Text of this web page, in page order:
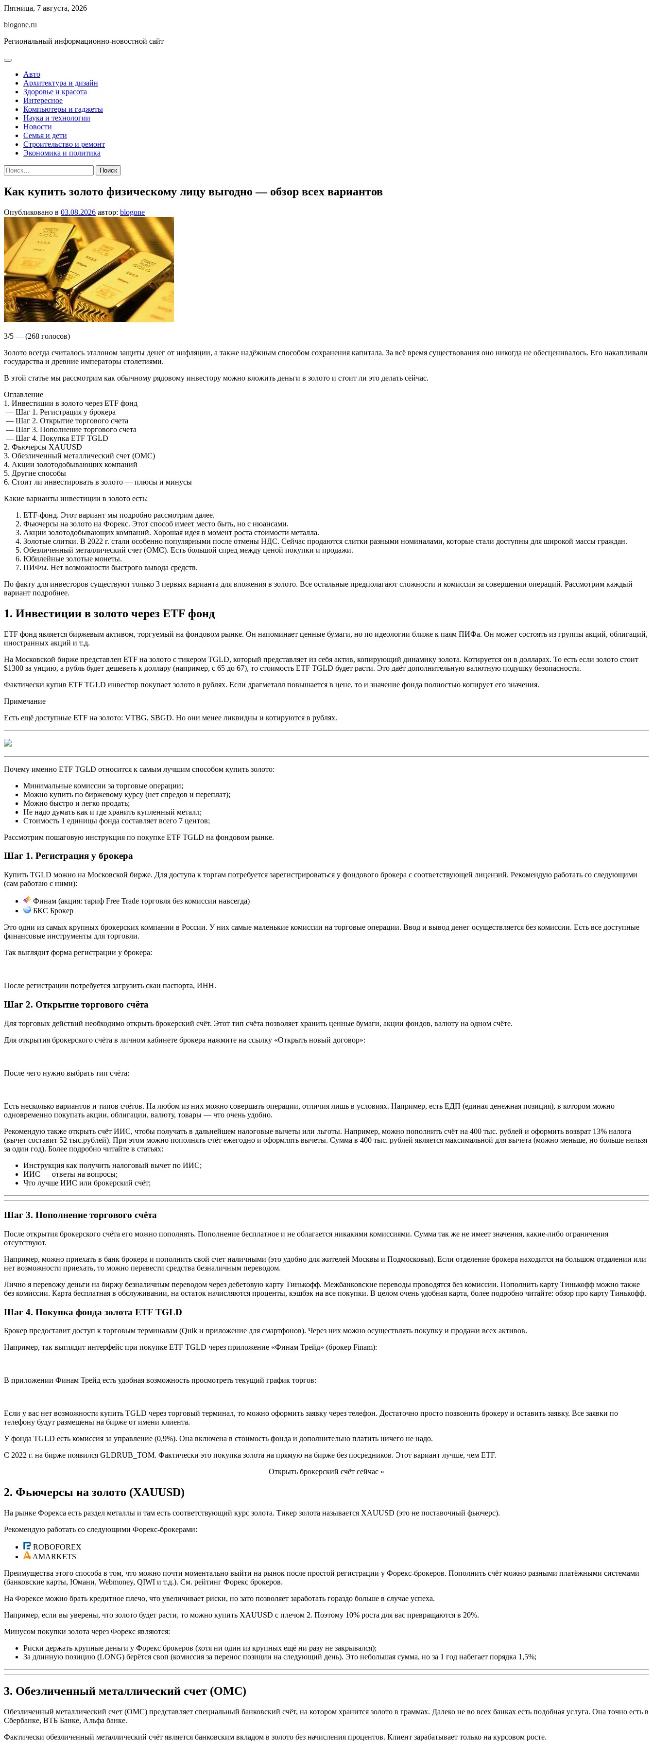
Перейти
содержимому
Пятница, 7 августа, 2026
blogone.ru
Региональный информационно-новостной сайт
Авто
Архитектура и дизайн
Здоровье и красота
Интересное
Компьютеры и гаджеты
Наука и технологии
Новости
Семья и дети
Строительство и ремонт
Экономика и политика
Найти:
Как купить золото физическому лицу выгодно — обзор всех вариантов
Опубликовано в 03.08.2026 автор: blogone
3/5 — (268 голосов)
Золото всегда считалось эталоном защиты денег от инфляции, а также надёжным способом сохранения капитала. За всё время существования оно никогда не обесценивалось. Его накапливали
государства и древние императоры столетиями.
В этой статье мы рассмотрим как обычному рядовому инвестору можно вложить деньги в золото и стоит ли это делать сейчас.
Оглавление
1. Инвестиции в золото через ETF фонд
— Шаг 1. Регистрация у брокера
— Шаг 2. Открытие торгового счета
— Шаг 3. Пополнение торгового счета
— Шаг 4. Покупка ETF TGLD
2. Фьючерсы XAUUSD
3. Обезличенный металлический счет (ОМС)
4. Акции золотодобывающих компаний
5. Другие способы
6. Стоит ли инвестировать в золото — плюсы и минусы
Какие варианты инвестиции в золото есть:
ETF-фонд. Этот вариант мы подробно рассмотрим далее.
Фьючерсы на золото на Форекс. Этот способ имеет место быть, но с нюансами.
Акции золотодобывающих компаний. Хорошая идея в момент роста стоимости металла.
Золотые слитки. В 2022 г. стали особенно популярными после отмены НДС. Сейчас продаются слитки разными номиналами, которые стали доступны для широкой массы граждан.
Обезличенный металлический счет (ОМС). Есть большой спред между ценой покупки и продажи.
Юбилейные золотые монеты.
ПИФы. Нет возможности быстрого вывода средств.
По факту для инвесторов существуют только 3 первых варианта для вложения в золото. Все остальные предполагают сложности и комиссии за совершении операций. Рассмотрим каждый
вариант подробнее.
1. Инвестиции в золото через ETF фонд
ETF фонд является биржевым активом, торгуемый на фондовом рынке. Он напоминает ценные бумаги, но по идеологии ближе к паям ПИФа. Он может состоять из группы акций, облигаций,
иностранных акций и т.д.
На Московской бирже представлен ETF на золото с тикером TGLD, который представляет из себя актив, копирующий динамику золота. Котируется он в долларах. То есть если золото стоит
$1300 за унцию, а рубль будет дешеветь к доллару (например, с 65 до 67), то стоимость ETF TGLD будет расти. Это даёт дополнительную валютную подушку безопасности.
Фактически купив ETF TGLD инвестор покупает золото в рублях. Если драгметалл повышается в цене, то и значение фонда полностью копирует его значения.
Примечание
Есть ещё доступные ETF на золото: VTBG, SBGD. Но они менее ликвидны и котируются в рублях.
Почему именно ETF TGLD относится к самым лучшим способом купить золото:
Минимальные комиссии за торговые операции;
Можно купить по биржевому курсу (нет спредов и переплат);
Можно быстро и легко продать;
Не надо думать как и где хранить купленный металл;
Стоимость 1 единицы фонда составляет всего 7 центов;
Рассмотрим пошаговую инструкция по покупке ETF TGLD на фондовом рынке.
Шаг 1. Регистрация у брокера
Купить TGLD можно на Московской бирже. Для доступа к торгам потребуется зарегистрироваться у фондового брокера с соответствующей лицензий. Рекомендую работать со следующими
(сам работаю с ними):
Финам (акция: тариф Free Trade торговля без комиссии навсегда)
БКС Брокер
Это одни из самых крупных брокерских компании в России. У них самые маленькие комиссии на торговые операции. Ввод и вывод денег осуществляется без комиссии. Есть все доступные
финансовые инструменты для торговли.
Так выглядит форма регистрации у брокера:
После регистрации потребуется загрузить скан паспорта, ИНН.
Шаг 2. Открытие торгового счёта
Для торговых действий необходимо открыть брокерский счёт. Этот тип счёта позволяет хранить ценные бумаги, акции фондов, валюту на одном счёте.
Для открытия брокерского счёта в личном кабинете брокера нажмите на ссылку «Открыть новый договор»:
После чего нужно выбрать тип счёта:
Есть несколько вариантов и типов счётов. На любом из них можно совершать операции, отличия лишь в условиях. Например, есть ЕДП (единая денежная позиция), в котором можно
одновременно покупать акции, облигации, валюту, товары — что очень удобно.
Рекомендую также открыть счёт ИИС, чтобы получать в дальнейшем налоговые вычеты или льготы. Например, можно пополнить счёт на 400 тыс. рублей и оформить возврат 13% налога
(вычет составит 52 тыс.рублей). При этом можно пополнять счёт ежегодно и оформлять вычеты. Сумма в 400 тыс. рублей является максимальной для вычета (можно меньше, но больше нельзя
за один год). Более подробно читайте в статьях:
Инструкция как получить налоговый вычет по ИИС;
ИИС — ответы на вопросы;
Что лучше ИИС или брокерский счёт;
Шаг 3. Пополнение торгового счёта
После открытия брокерского счёта его можно пополнять. Пополнение бесплатное и не облагается никакими комиссиями. Сумма так же не имеет значения, какие-либо ограничения
отсутствуют.
Например, можно приехать в банк брокера и пополнить свой счет наличными (это удобно для жителей Москвы и Подмосковья). Если отделение брокера находится на большом отдалении или
нет возможности приехать, то можно перевести средства безналичным переводом.
Лично я перевожу деньги на биржу безналичным переводом через дебетовую карту Тинькофф. Межбанковские переводы проводятся без комиссии. Пополнить карту Тинькофф можно также
без комиссии. Карта бесплатная в обслуживании, на остаток начисляются проценты, кэшбэк на все покупки. В целом очень удобная карта, более подробно читайте: обзор про карту Тинькофф.
Шаг 4. Покупка фонда золота ETF TGLD
Брокер предоставит доступ к торговым терминалам (Quik и приложение для смартфонов). Через них можно осуществлять покупку и продажи всех активов.
Например, так выглядит интерфейс при покупке ETF TGLD через приложение «Финам Трейд» (брокер Finam):
В приложении Финам Трейд есть удобная возможность просмотреть текущий график торгов:
Если у вас нет возможности купить TGLD через торговый терминал, то можно оформить заявку через телефон. Достаточно просто позвонить брокеру и оставить заявку. Все заявки по
телефону будут размещены на бирже от имени клиента.
У фонда TGLD есть комиссия за управление (0,9%). Она включена в стоимость фонда и дополнительно платить ничего не надо.
С 2022 г. на бирже появился GLDRUB_TOM. Фактически это покупка золота на прямую на бирже без посредников. Этот вариант лучше, чем ETF.
Открыть брокерский счёт сейчас »
2. Фьючерсы на золото (XAUUSD)
На рынке Форекса есть раздел металлы и там есть соответствующий курс золота. Тикер золота называется XAUUSD (это не поставочный фьючерс).
Рекомендую работать со следующими Форекс-брокерами:
ROBOFOREX
AMARKETS
Преимущества этого способа в том, что можно почти моментально выйти на рынок после простой регистрации у Форекс-брокеров. Пополнить счёт можно разными платёжными системами
(банковские карты, Юмани, Webmoney, QIWI и т.д.). См. рейтинг Форекс брокеров.
На Форексе можно брать кредитное плечо, что увеличивает риски, но зато позволяет заработать гораздо больше в случае успеха.
Например, если вы уверены, что золото будет расти, то можно купить XAUUSD с плечом 2. Поэтому 10% роста для вас превращаются в 20%.
Минусом покупки золота через Форекс являются:
Риски держать крупные деньги у Форекс брокеров (хотя ни один из крупных ещё ни разу не закрывался);
За длинную позицию (LONG) берётся своп (комиссия за перенос позиции на следующий день). Это небольшая сумма, но за 1 год набегает порядка 1,5%;
3. Обезличенный металлический счет (ОМС)
Обезличенный металлический счет (ОМС) представляет специальный банковский счёт, на котором хранится золото в граммах. Далеко не во всех банках есть подобная услуга. Она точно есть в
Сбербанке, ВТБ Банке, Альфа банке.
Фактически обезличенный металлический счёт является банковским вкладом в золото без начисления процентов. Клиент зарабатывает только на курсовом росте.